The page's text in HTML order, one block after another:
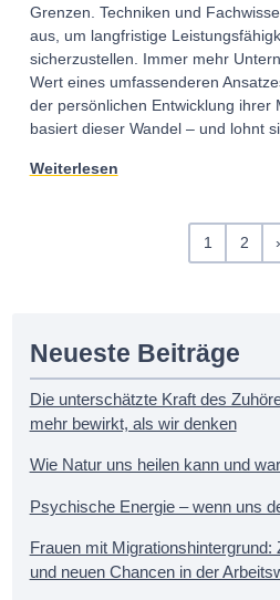
Grenzen. Techniken und
aus, um langfristige
sicherzustellen. Immer mehr
Wert eines umfassenderen
der persönlichen Entwicklung ihrer
basiert dieser Wandel – und lohnt
Weiterlesen
P
a
1
P
a
2 ›
Neueste Beiträge
Die unterschätzte Kraft des
mehr bewirkt, als wir denken
Wie Natur uns heilen kann und
Psychische Energie – wenn uns
Frauen mit
und neuen Chancen in der